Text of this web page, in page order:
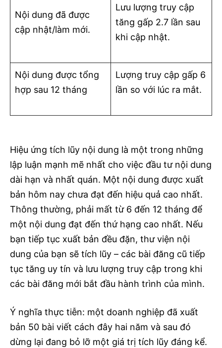
Nội dung đã được
cập nhật/làm mới.
Lưu lượng truy cập
tăng gấp 2.7 lần sau
khi cập nhật.
Nội dung được tổng
hợp sau 12 tháng
Lượng truy cập gấp 6
lần so với lúc ra mắt.
Hiệu ứng tích lũy nội dung là một trong những
lập luận mạnh mẽ nhất cho việc đầu tư nội dung
dài hạn và nhất quán. Một nội dung được xuất
bản hôm nay chưa đạt đến hiệu quả cao nhất.
Thông thường, phải mất từ ​​6 đến 12 tháng để
một nội dung đạt đến thứ hạng cao nhất. Nếu
bạn tiếp tục xuất bản đều đặn, thư viện nội
dung của bạn sẽ tích lũy – các bài đăng cũ tiếp
tục tăng uy tín và lưu lượng truy cập trong khi
các bài đăng mới bắt đầu hành trình của mình.
Ý nghĩa thực tiễn: một doanh nghiệp đã xuất
bản 50 bài viết cách đây hai năm và sau đó
dừng lại đang bỏ lỡ một giá trị tích lũy đáng kể.